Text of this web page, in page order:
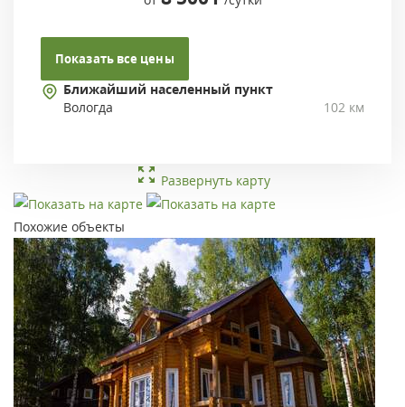
Показать все цены
Ближайший населенный пункт
Вологда
102 км
Развернуть карту
Похожие объекты